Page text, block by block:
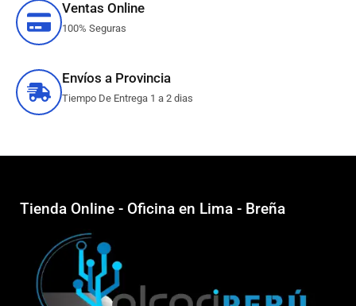
Ventas Online
100% Seguras
Envíos a Provincia
Tiempo De Entrega 1 a 2 dias
Tienda Online - Oficina en Lima - Breña